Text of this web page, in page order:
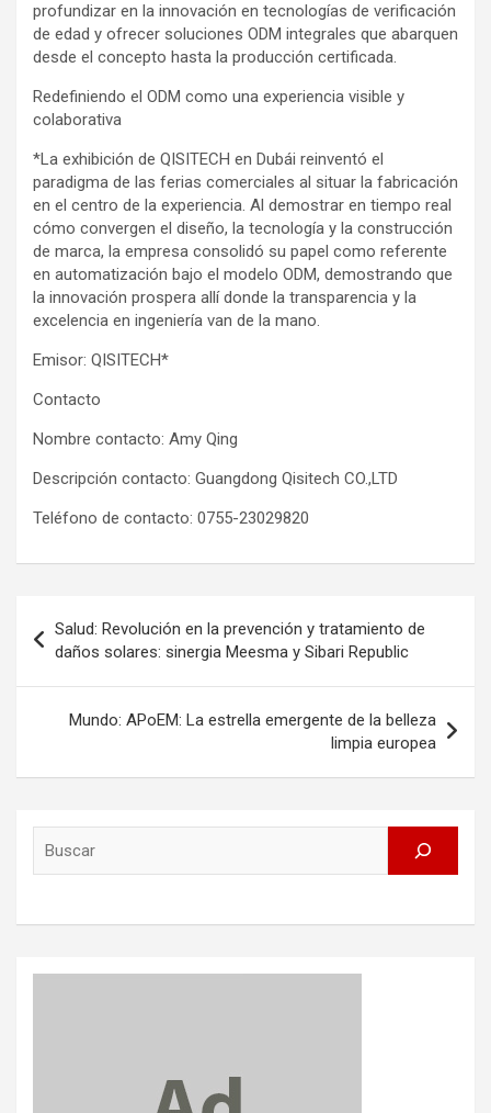
profundizar en la innovación en tecnologías de verificación
de edad y ofrecer soluciones ODM integrales que abarquen
desde el concepto hasta la producción certificada.
Redefiniendo el ODM como una experiencia visible y
colaborativa
*La exhibición de QISITECH en Dubái reinventó el
paradigma de las ferias comerciales al situar la fabricación
en el centro de la experiencia. Al demostrar en tiempo real
cómo convergen el diseño, la tecnología y la construcción
de marca, la empresa consolidó su papel como referente
en automatización bajo el modelo ODM, demostrando que
la innovación prospera allí donde la transparencia y la
excelencia en ingeniería van de la mano.
Emisor: QISITECH*
Contacto
Nombre contacto: Amy Qing
Descripción contacto: Guangdong Qisitech CO.,LTD
Teléfono de contacto: 0755-23029820
navigation
Salud: Revolución en la prevención y tratamiento de
daños solares: sinergia Meesma y Sibari Republic
Mundo: APoEM: La estrella emergente de la belleza
limpia europea